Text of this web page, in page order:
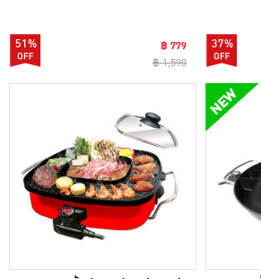
51%
฿ 779
฿ 1,590
37%